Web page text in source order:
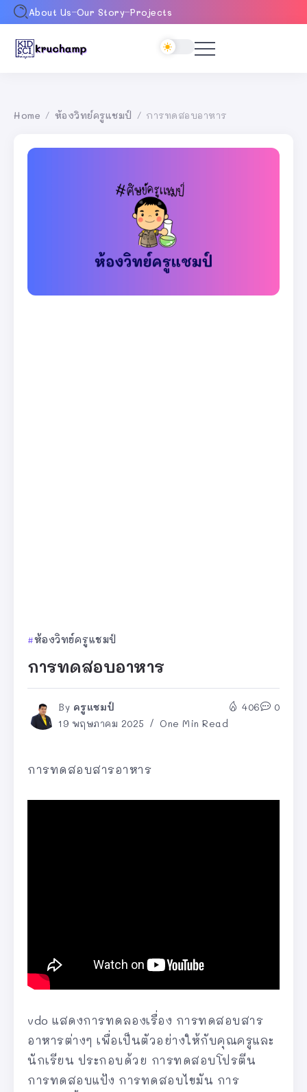
About Us Our Story Projects
Home / ห้องวิทย์ครูแชมป์ / การทดสอบอาหาร
ห้องวิทย์ครูแชมป์
การทดสอบอาหาร
By ครูแชมป์
19 พฤษภาคม 2025
One Min Read
406 0
การทดสอบสารอาหาร
vdo แสดงการทดลองเรื่อง การทดสอบสาร
อาหารต่างๆ เพื่อเป็นตัวอย่างให้กับคุณครูและ
นักเรียน ประกอบด้วย การทดสอบโปรตีน
การทดสอบแป้ง การทดสอบไขมัน การ